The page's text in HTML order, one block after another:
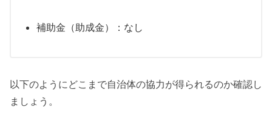
補助金（助成金）：なし
以下のようにどこまで自治体の協力が得られるのか確認し
ましょう。